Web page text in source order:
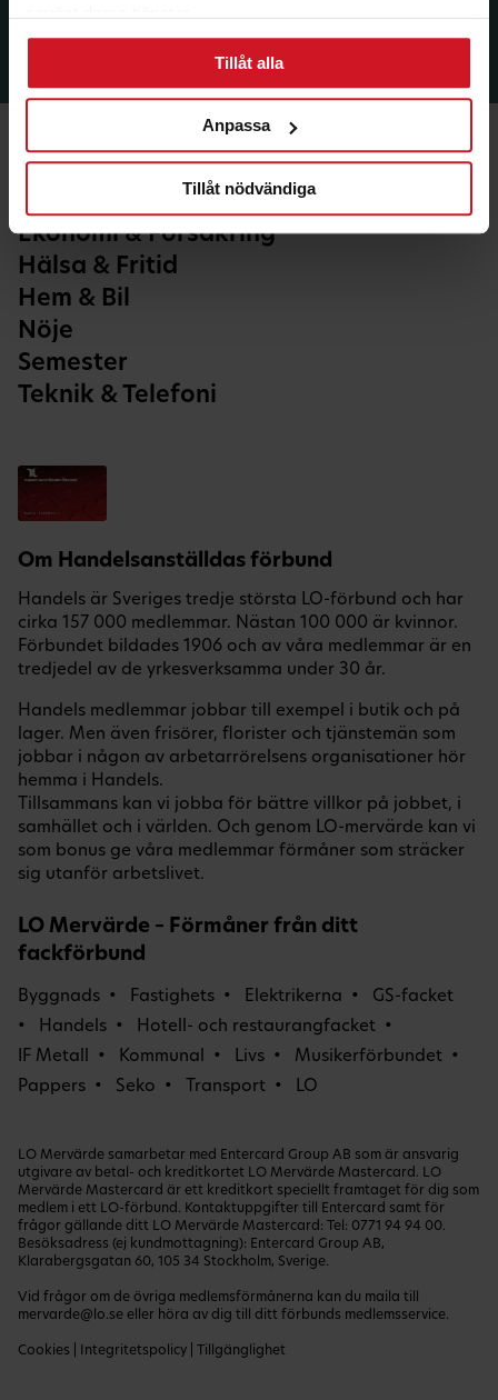
Tillåt alla
Anpassa
Tillåt nödvändiga
Ekonomi & Försäkring
Hälsa & Fritid
Hem & Bil
Nöje
Semester
Teknik & Telefoni
Om Handelsanställdas förbund
Handels är Sveriges tredje största LO-förbund och har
cirka 157 000 medlemmar. Nästan 100 000 är kvinnor.
Förbundet bildades 1906 och av våra medlemmar är en
tredjedel av de yrkesverksamma under 30 år.
Handels medlemmar jobbar till exempel i butik och på
lager. Men även frisörer, florister och tjänstemän som
jobbar i någon av arbetarrörelsens organisationer hör
hemma i Handels.
Tillsammans kan vi jobba för bättre villkor på jobbet, i
samhället och i världen. Och genom LO-mervärde kan vi
som bonus ge våra medlemmar förmåner som sträcker
sig utanför arbetslivet.
LO Mervärde – Förmåner från ditt
fackförbund
Byggnads Fastighets Elektrikerna
GS-facket
Handels
Hotell- och restaurangfacket
IF Metall
Kommunal Livs
Musikerförbundet
Pappers
Seko Transport LO
LO Mervärde samarbetar med Entercard Group AB som är ansvarig
utgivare av betal- och kreditkortet LO Mervärde Mastercard. LO
Mervärde Mastercard är ett kreditkort speciellt framtaget för dig som
medlem i ett LO-förbund. Kontaktuppgifter till Entercard samt för
frågor gällande ditt LO Mervärde Mastercard: Tel: 0771 94 94 00.
Besöksadress (ej kundmottagning): Entercard Group AB,
Klarabergsgatan 60, 105 34 Stockholm, Sverige.
Vid frågor om de övriga medlemsförmånerna kan du maila till
mervarde@lo.se eller höra av dig till ditt förbunds medlemsservice.
Cookies Integritetspolicy Tillgänglighet